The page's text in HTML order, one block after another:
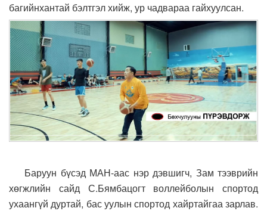
багийнхантай бэлтгэл хийж, ур чадвараа гайхуулсан.
Баруун бүсэд МАН-аас нэр дэвшигч, Зам тээврийн
хөгжлийн сайд С.Бямбацогт воллейболын спортод
ухаангүй дуртай, бас уулын спортод хайртайгаа зарлав.